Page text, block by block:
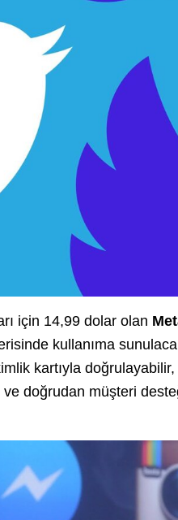
için 14,99 dolar olan
kullanıma
kartıyla
doğrudan müşteri